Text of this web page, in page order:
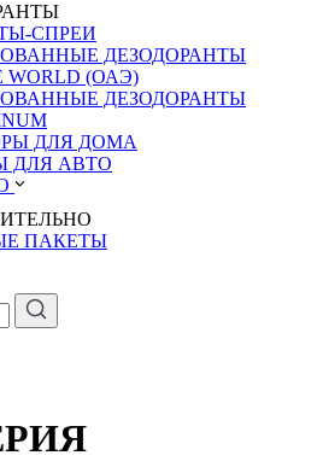
СПРЕИ
ДЕЗОДОРАНТЫ
WORLD (ОАЭ)
ДЕЗОДОРАНТЫ
ДЛЯ ДОМА
ДЛЯ АВТО
ПАКЕТЫ